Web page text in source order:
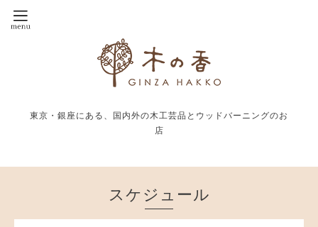
東京・銀座にある、国内外の木工芸品とウッドバーニングのお
店
スケジュール